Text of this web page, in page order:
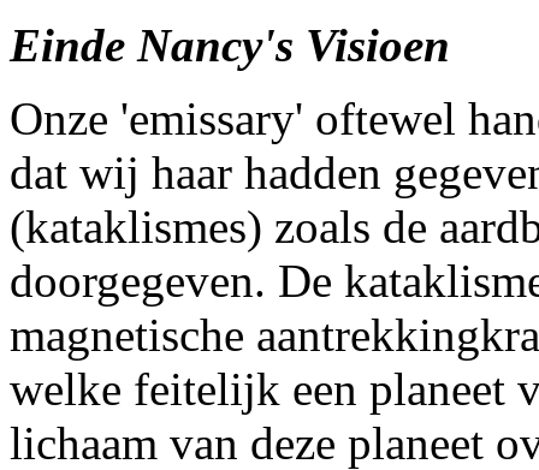
Einde Nancy's Visioen
Onze 'emissary' oftewel
dat wij haar hadden
(kataklismes) zoals de
doorgegeven. De
magnetische
welke feitelijk een planeet
lichaam van deze planeet